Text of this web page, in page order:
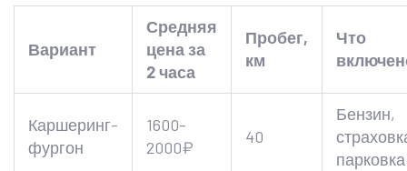
Вариант
Средняя
цена за
2 часа
Пробег,
км
Что
Каршеринг-
фургон
1600-
2000₽
40
Бензин,
парковка